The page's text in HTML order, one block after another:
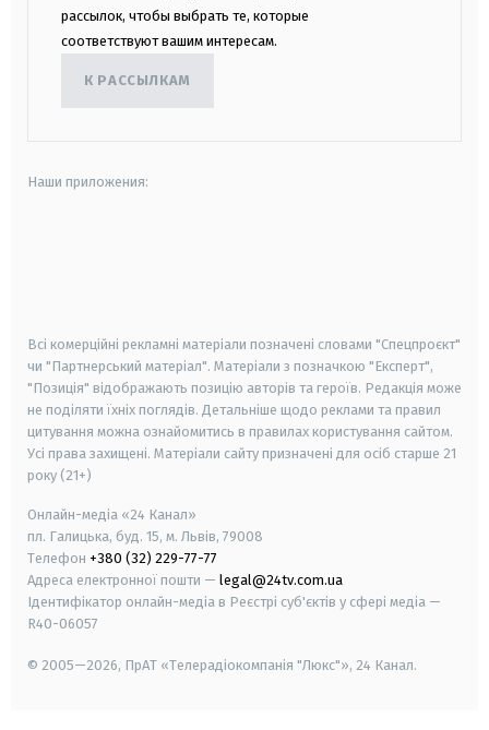
рассылок, чтобы выбрать те, которые
соответствуют вашим интересам.
К РАССЫЛКАМ
Наши приложения:
Всі комерційні рекламні матеріали позначені словами "Спецпроєкт"
чи "Партнерський матеріал". Матеріали з позначкою "Експерт",
"Позиція" відображають позицію авторів та героїв. Редакція може
не поділяти їхніх поглядів. Детальніше щодо реклами та правил
цитування можна ознайомитись в правилах користування сайтом.
Усі права захищені. Матеріали сайту призначені для осіб старше 21
року (21+)
Онлайн-медіа «24 Канал»
пл. Галицька, буд. 15, м. Львів, 79008
Телефон +380 (32) 229-77-77
Адреса електронної пошти — legal@24tv.com.ua
Ідентифікатор онлайн-медіа в Реєстрі суб'єктів у сфері медіа —
R40-06057
© 2005—2026, ПрАТ «Телерадіокомпанія "Люкс"», 24 Канал.